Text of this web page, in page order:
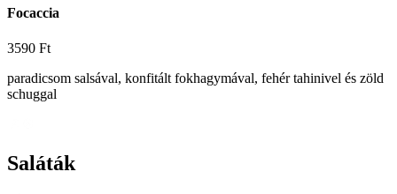
Focaccia
3590 Ft
paradicsom salsával, konfitált fokhagymával, fehér tahinivel és zöld
schuggal
Saláták